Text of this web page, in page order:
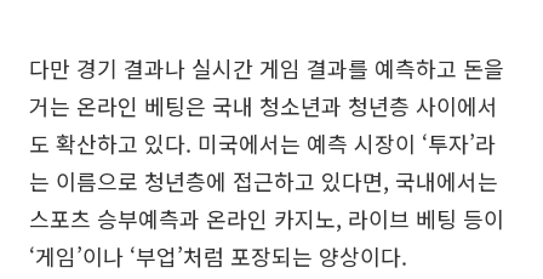
다만 경기 결과나 실시간 게임 결과를 예측하고 돈을
거는 온라인 베팅은 국내 청소년과 청년층 사이에서
도 확산하고 있다. 미국에서는 예측 시장이 ‘투자’라
는 이름으로 청년층에 접근하고 있다면, 국내에서는
스포츠 승부예측과 온라인 카지노, 라이브 베팅 등이
‘게임’이나 ‘부업’처럼 포장되는 양상이다.